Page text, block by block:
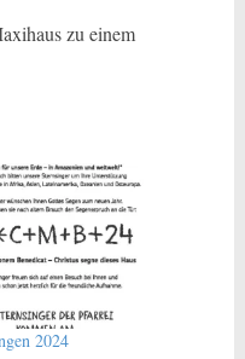
zu einem
2024